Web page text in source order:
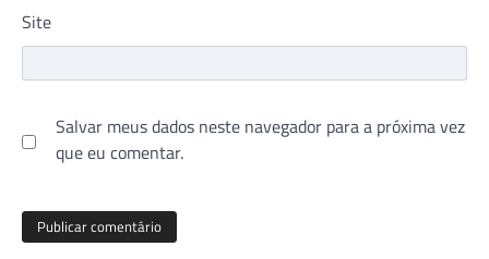
Site
Salvar meus dados neste navegador para a próxima vez
que eu comentar.